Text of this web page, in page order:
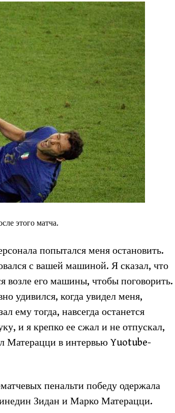
этого матча.
попытался меня остановить.
с вашей машиной. Я сказал, что
возле его машины, чтобы поговорить.
удивился, когда увидел меня,
ему тогда, навсегда останется
и я крепко ее сжал и не отпускал,
Матерацци в интервью Yuotube-
пенальти победу одержала
Зидан и Марко Матерацци.